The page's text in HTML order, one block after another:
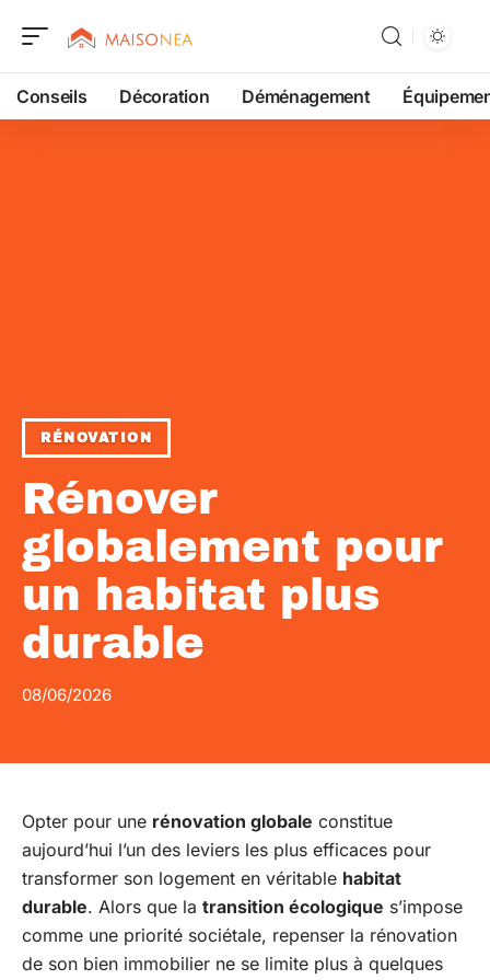
Conseils Décoration Déménagement
RÉNOVATION
Rénover
globalement pour
un habitat plus
durable
08/06/2026
Opter pour une rénovation globale constitue
aujourd’hui l’un des leviers les plus efficaces pour
transformer son logement en véritable habitat
durable. Alors que la transition écologique s’impose
comme une priorité sociétale, repenser la rénovation
de son bien immobilier ne se limite plus à quelques